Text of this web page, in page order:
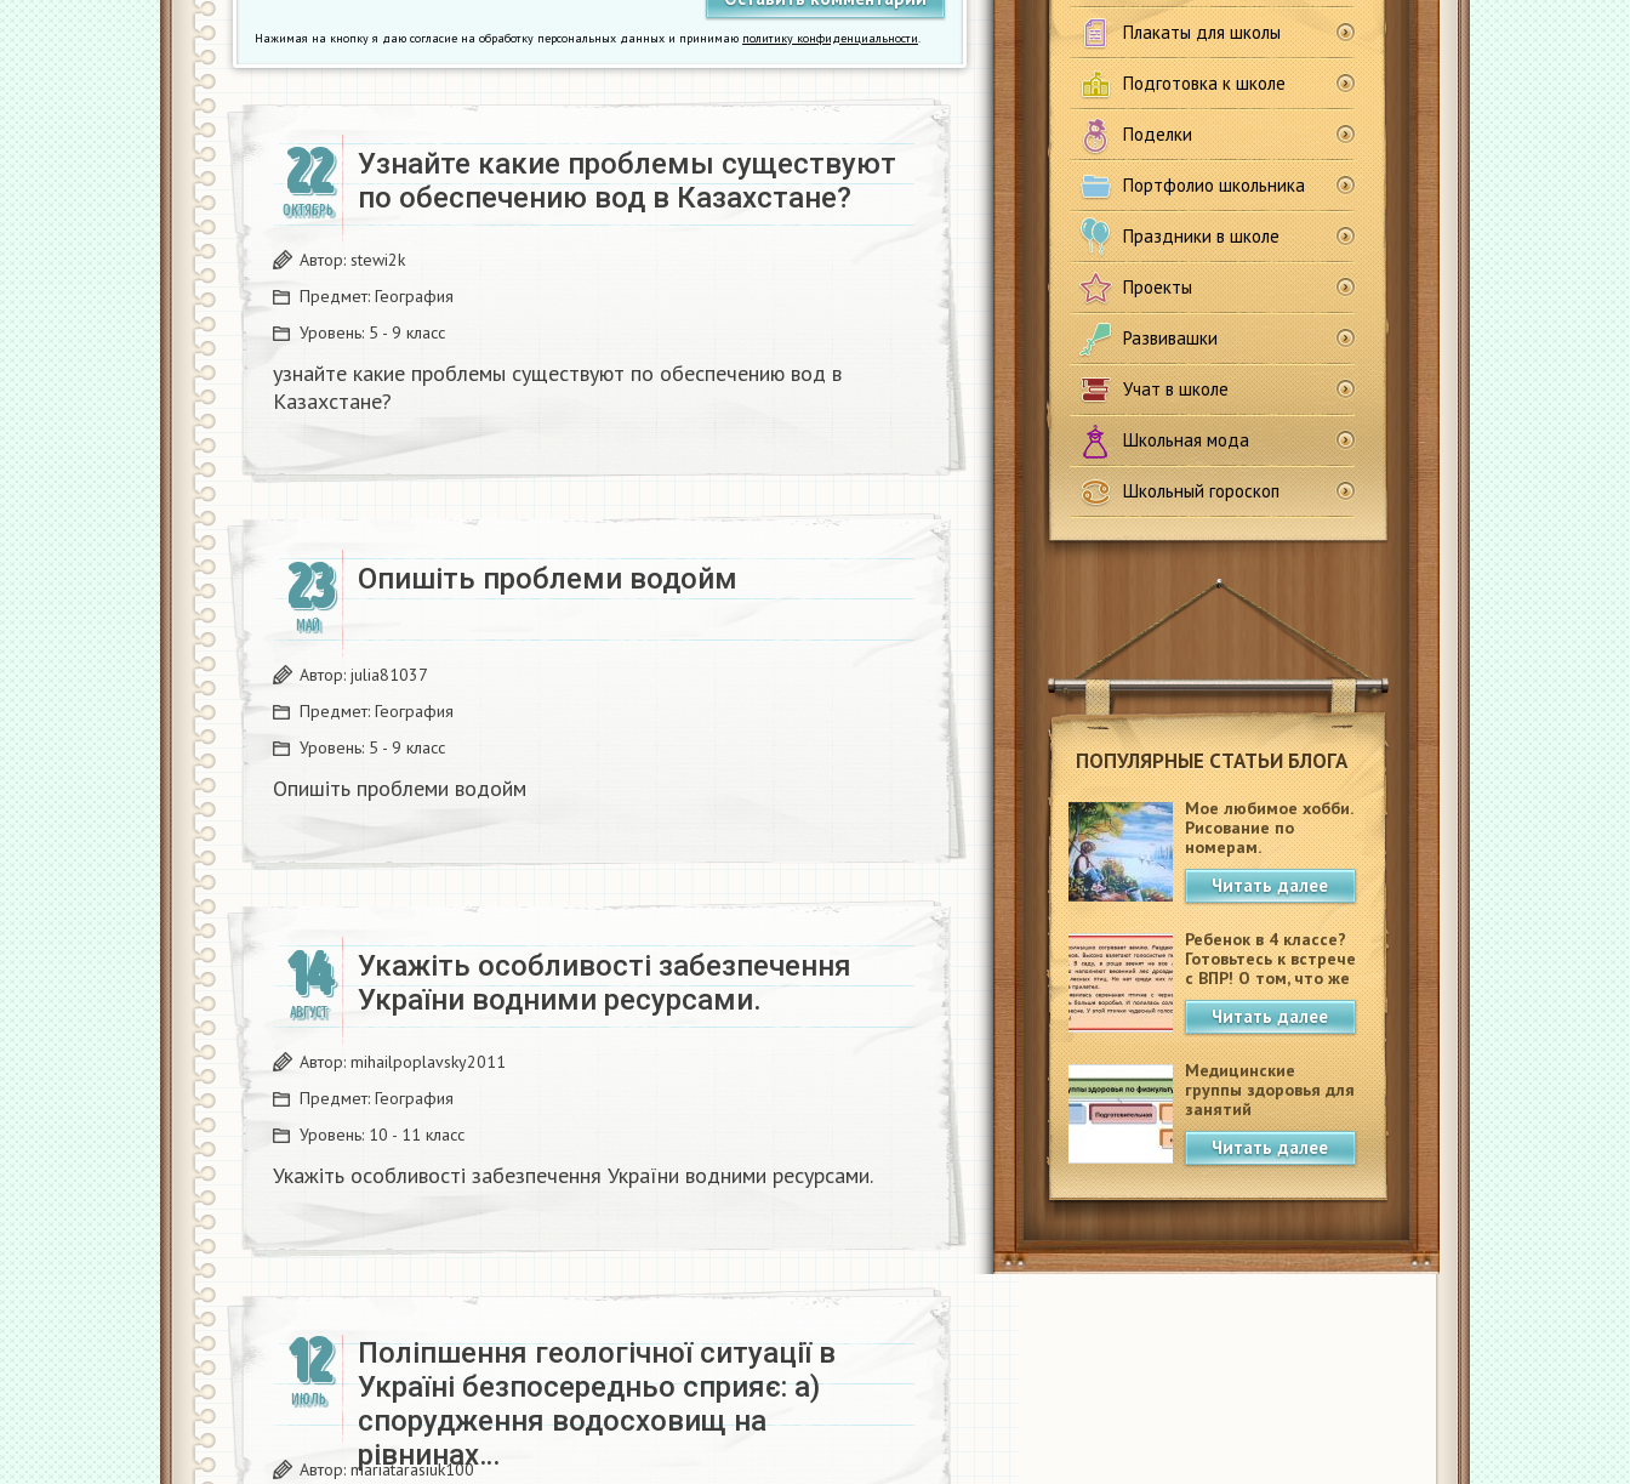
Плакаты для школы
Подготовка к школе
Поделки
Портфолио школьника
Праздники в школе
Проекты
Развивашки
Учат в школе
Школьная мода
Школьный гороскоп
ПОПУЛЯРНЫЕ СТАТЬИ БЛОГА
Мое любимое хобби.
Рисование по
номерам.
Читать далее
Ребенок в 4 классе?
Готовьтесь к встрече
с ВПР! О том, что же
это такое.
Читать далее
Медицинские
группы здоровья для
занятий
физкультурой в
школеЧитать далее
Нажимая на кнопку я даю согласие на обработку персональных данных и принимаю политику конфиденциальности.
22
ОКТЯБРЬ
Узнайте какие проблемы существуют
по обеспечению вод в Казахстане?​
Автор: stewi2k
Предмет: География
Уровень: 5 - 9 класс
узнайте какие проблемы существуют по обеспечению вод в
Казахстане?​
23
МАЙ
Опишіть проблеми водойм
Автор: julia81037
Предмет: География
Уровень: 5 - 9 класс
Опишіть проблеми водойм
14
АВГУСТ
Укажіть особливості забезпечення
України водними ресурсами.
Автор: mihailpoplavsky2011
Предмет: География
Уровень: 10 - 11 класс
Укажіть особливості забезпечення України водними ресурсами.
12
ИЮЛЬ
Поліпшення геологічної ситуації в
Україні безпосередньо сприяє: а)
спорудження водосховищ на
рівнинах…
Автор: mariatarasiuk100